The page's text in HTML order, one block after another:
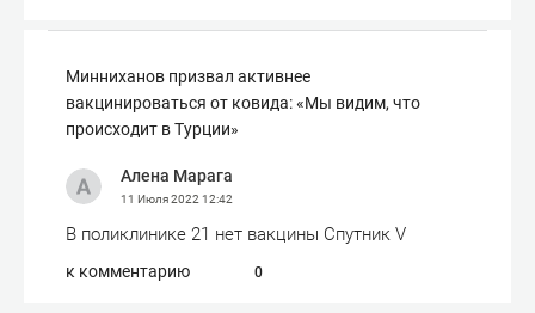
Минниханов призвал активнее
вакцинироваться от ковида: «Мы видим, что
происходит в Турции»
Алена Марага
11 Июля 2022 12:42
В поликлинике 21 нет вакцины Спутник V
к комментарию 0